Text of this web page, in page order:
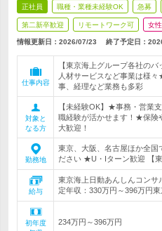
正社員 職種・業種未経験OK 急募
第二新卒歓迎 リモートワーク可 女
情報更新日：2026/07/23 終了予定日：
仕事内容
【東京海上グループ各社の
人材サービスなど事業は様
事、経理など業務も多彩
対象と
なる方
【未経験OK】★事務・営業
職経験が活かせます！★保険
大歓迎！
勤務地
東京、大阪、名古屋ほか全国
ださい ★U・Iターン歓迎 【
給与
東京海上日動あんしんコン
定年収：330万円～396万円
初年度
234万円～396万円